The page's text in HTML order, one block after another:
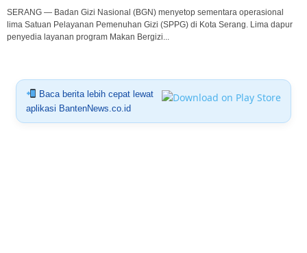
SERANG — Badan Gizi Nasional (BGN) menyetop sementara operasional
lima Satuan Pelayanan Pemenuhan Gizi (SPPG) di Kota Serang. Lima dapur
penyedia layanan program Makan Bergizi...
Baca berita lebih cepat lewat
aplikasi BantenNews.co.id